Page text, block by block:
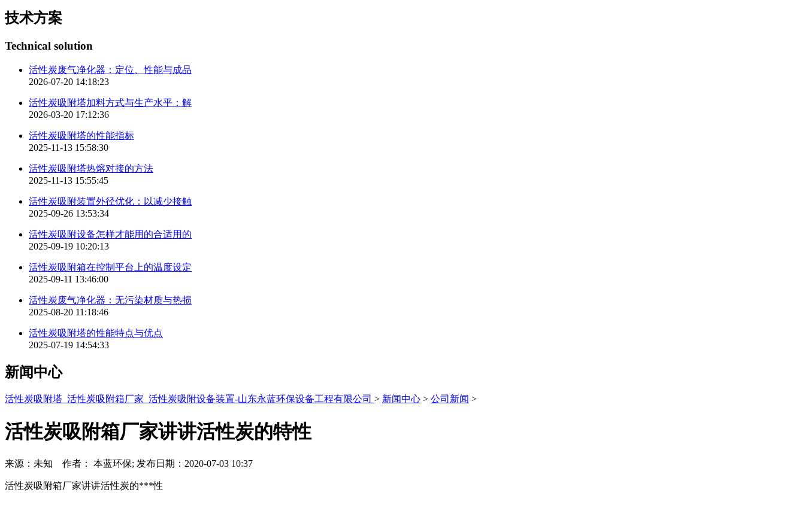
技术方案
Technical solution
活性炭废气净化器：定位、性能与成品
2026-07-20 14:18:23
活性炭吸附塔加料方式与生产水平：解
2026-03-20 17:12:36
活性炭吸附塔的性能指标
2025-11-13 15:58:30
活性炭吸附塔热熔对接的方法
2025-11-13 15:55:45
活性炭吸附装置外径优化：以减少接触
2025-09-26 13:53:34
活性炭吸附设备怎样才能用的合适用的
2025-09-19 10:20:13
活性炭吸附箱在控制平台上的温度设定
2025-09-11 13:46:00
活性炭废气净化器：无污染材质与热损
2025-08-20 11:18:46
活性炭吸附塔的性能特点与优点
2025-07-19 14:54:33
新闻中心
活性炭吸附塔_活性炭吸附箱厂家_活性炭吸附设备装置-山东永蓝环保设备工程有限公司 > 新闻中心 > 公司新闻 >
活性炭吸附箱厂家讲讲活性炭的特性
来源：未知 作者： 本蓝环保; 发布日期：2020-07-03 10:37
活性炭吸附箱厂家讲讲活性炭的***性